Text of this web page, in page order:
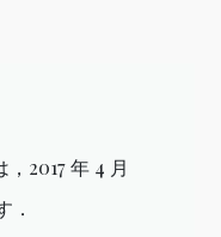
，2017 年 4 月
．